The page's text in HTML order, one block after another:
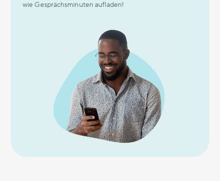
wie Gesprächsminuten aufladen!